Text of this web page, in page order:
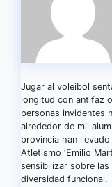
Jugar al voleibol
longitud con antifaz
personas invidentes
alrededor de mil
provincia han
Atletismo ‘Emilio
sensibilizar sobre
diversidad funcional.